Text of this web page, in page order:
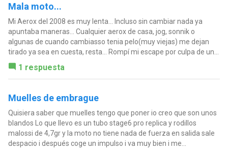
Mala moto...
Mi Aerox del 2008 es muy lenta... Incluso sin cambiar nada ya
apuntaba maneras... Cualquier aerox de casa, jog, sonnik o
algunas de cuando cambiasso tenia pelo(muy viejas) me dejan
tirado ya sea en cuesta, resta... Rompí mi escape por culpa de un...
1 respuesta
Muelles de embrague
Quisiera saber que muelles tengo que poner io creo que son unos
blandos Lo que llevo es un tubo stage6 pro replica y rodillos
malossi de 4,7gr y la moto no tiene nada de fuerza en salida sale
despacio i después coge un impulso i va muy bien i me...